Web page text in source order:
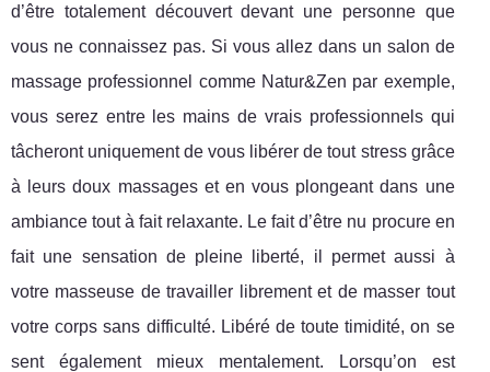
d’être totalement découvert devant une personne que
vous ne connaissez pas. Si vous allez dans un salon de
massage professionnel comme Natur&Zen par exemple,
vous serez entre les mains de vrais professionnels qui
tâcheront uniquement de vous libérer de tout stress grâce
à leurs doux massages et en vous plongeant dans une
ambiance tout à fait relaxante. Le fait d’être nu procure en
fait une sensation de pleine liberté, il permet aussi à
votre masseuse de travailler librement et de masser tout
votre corps sans difficulté. Libéré de toute timidité, on se
sent également mieux mentalement. Lorsqu’on est